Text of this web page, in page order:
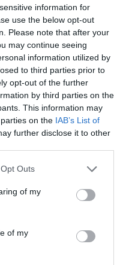
information for
use the below opt-out
Please note that after your
may continue seeing
information utilized by
to third parties prior to
opt-out of the further
by third parties on the
This information may
on the IAB’s List of
further disclose it to other
Outs
of my
of my
Δυστύχημα